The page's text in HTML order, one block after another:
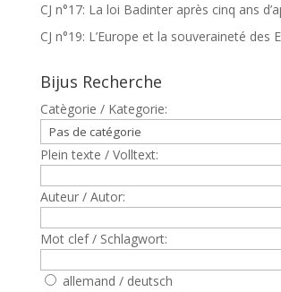
CJ n°17: La loi Badinter après cinq ans
CJ n°19: L’Europe et la souveraineté des
Bijus Recherche
Catègorie / Kategorie:
Plein texte / Volltext:
Auteur / Autor:
Mot clef / Schlagwort:
allemand / deutsch